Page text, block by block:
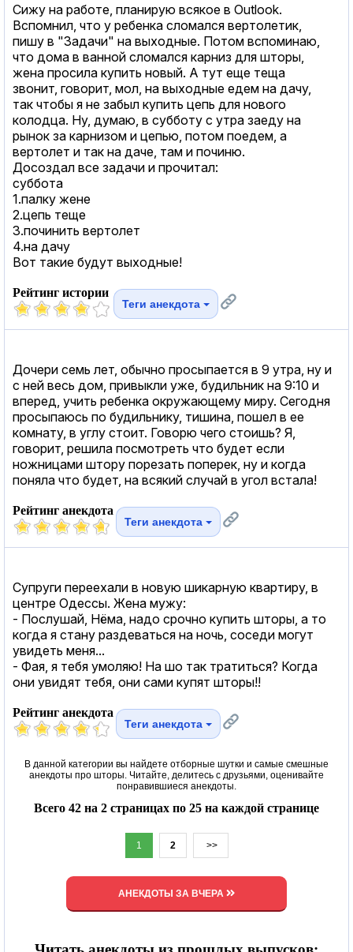
Сижу на работе, планирую всякое в Оutlооk.
Вспомнил, что у ребенка сломался вертолетик,
пишу в "Задачи" на выходные. Потом вспоминаю,
что дома в ванной сломался карниз для шторы,
жена просила купить новый. А тут еще теща
звонит, говорит, мол, на выходные едем на дачу,
так чтобы я не забыл купить цепь для нового
колодца. Ну, думаю, в субботу с утра заеду на
рынок за карнизом и цепью, потом поедем, а
вертолет и так на даче, там и починю.
Досоздал все задачи и прочитал:
суббота
1.палку жене
2.цепь теще
3.починить вертолет
4.на дачу
Вот такие будут выходные!
Рейтинг истории
Теги анекдота
Дочери семь лет, обычно просыпается в 9 утра, ну и
с ней весь дом, привыкли уже, будильник на 9:10 и
вперед, учить ребенка окружающему миру. Сегодня
просыпаюсь по будильнику, тишина, пошел в ее
комнату, в углу стоит. Говорю чего стоишь? Я,
говорит, решила посмотреть что будет если
ножницами штору порезать поперек, ну и когда
поняла что будет, на всякий случай в угол встала!
Рейтинг анекдота
Теги анекдота
Супруги переехали в новую шикарную квартиру, в
центре Одессы. Жена мужу:
- Послушай, Нёма, надо срочно купить шторы, а то
когда я стану раздеваться на ночь, соседи могут
увидеть меня...
- Фая, я тебя умоляю! На шо так тратиться? Когда
они увидят тебя, они сами купят шторы!!
Рейтинг анекдота
Теги анекдота
В данной категории вы найдете отборные шутки и самые смешные
анекдоты про шторы. Читайте, делитесь с друзьями, оценивайте
понравившиеся анекдоты.
Всего 42 на 2 страницах по 25 на каждой странице
1 2 >>
АНЕКДОТЫ ЗА ВЧЕРА